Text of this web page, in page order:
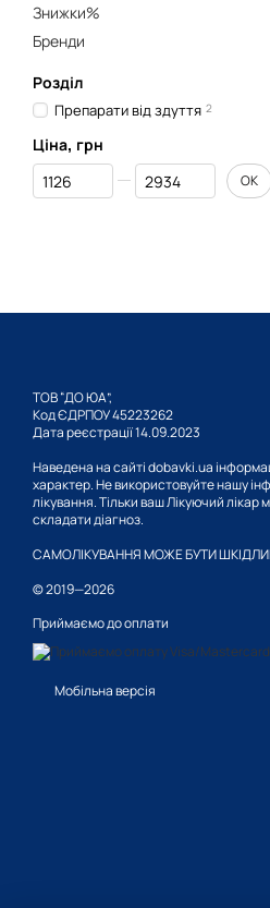
Знижки%
Бренди
Розділ
Препарати від здуття 2
Ціна, грн
Від Ціна, грн
До Ціна, грн ОК
ТОВ “ДО ЮА”,
Код ЄДРПОУ 45223262
Дата реєстрації 14.09.2023
Наведена на сайті dobavki.ua
характер. Не використовуйте нашу
лікування. Тільки ваш Лікуючий
складати діагноз.
САМОЛІКУВАННЯ МОЖЕ БУТИ
© 2019—2026
Приймаємо до оплати
Мобільна версія